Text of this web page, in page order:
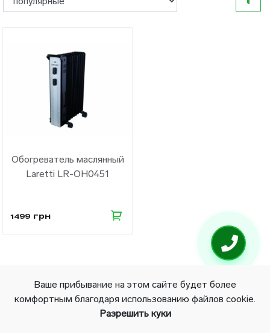
Ваше прибывание на этом сайте будет более
комфортным благодаря использованию файлов cookie.
Разрешить куки
Обогреватель маслянный
Laretti LR-OH0451
1499 грн
© 2026 All right reserved